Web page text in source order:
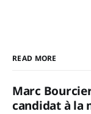
READ MORE
Marc
candidat à la